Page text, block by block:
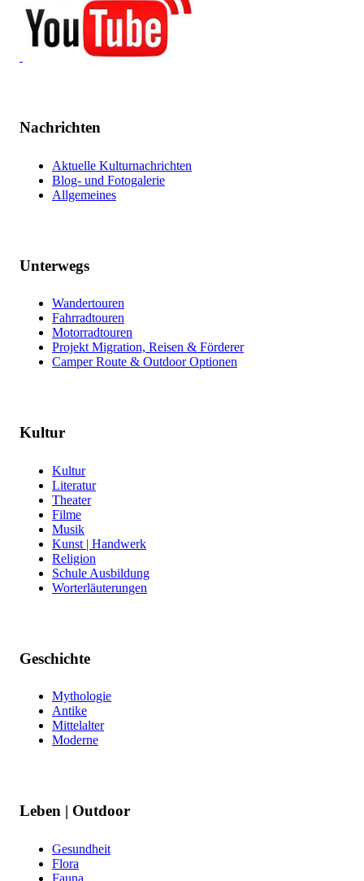
Nachrichten
Aktuelle Kulturnachrichten
Blog- und Fotogalerie
Allgemeines
Unterwegs
Wandertouren
Fahrradtouren
Motorradtouren
Projekt Migration, Reisen & Förderer
Camper Route & Outdoor Optionen
Kultur
Kultur
Literatur
Theater
Filme
Musik
Kunst | Handwerk
Religion
Schule Ausbildung
Worterläuterungen
Geschichte
Mythologie
Antike
Mittelalter
Moderne
Leben | Outdoor
Gesundheit
Flora
Fauna